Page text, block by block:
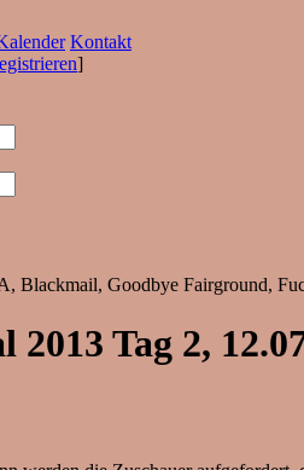
Kontakt
]
Blackmail, Goodbye Fairground,
2013 Tag 2,